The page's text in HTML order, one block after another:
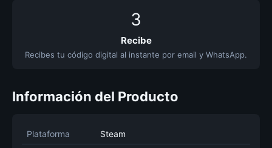
3
Recibe
Recibes tu código digital al instante por email y WhatsApp.
Información del Producto
Plataforma
Steam